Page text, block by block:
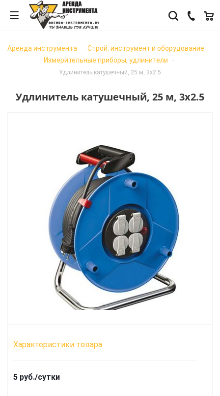
Аренда инструмента - Строй. инструмент и оборудование -
Измерительные приборы, удлинители
-
Удлинитель катушечный, 25 м, 3х2.5
Удлинитель катушечный, 25 м, 3х2.5
Характеристики товара
5 руб./сутки